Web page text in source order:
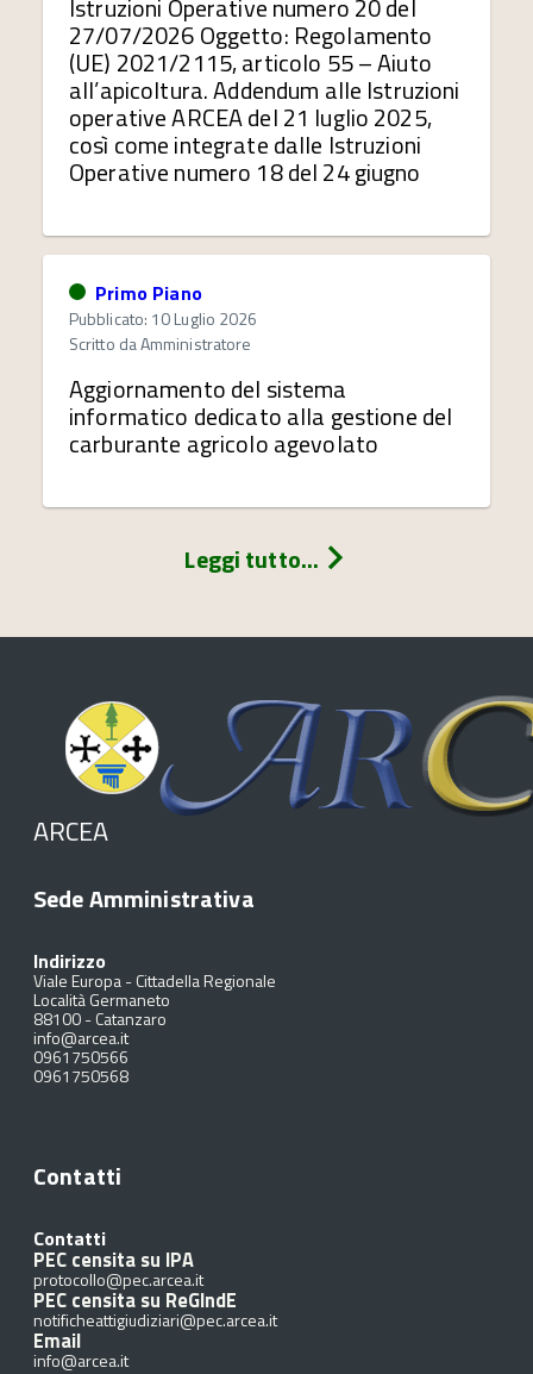
Istruzioni Operative numero 20 del
27/07/2026 Oggetto: Regolamento
(UE) 2021/2115, articolo 55 – Aiuto
all’apicoltura. Addendum alle Istruzioni
operative ARCEA del 21 luglio 2025,
così come integrate dalle Istruzioni
Operative numero 18 del 24 giugno
Primo Piano
Pubblicato: 10 Luglio 2026
Scritto daAmministratore
Aggiornamento del sistema
informatico dedicato alla gestione del
carburante agricolo agevolato
Leggi tutto...
ARCEA
Sede Amministrativa
Indirizzo
Viale Europa - Cittadella Regionale
Località Germaneto
88100-Catanzaro
info@arcea.it
0961750566
0961750568
Contatti
Contatti
PEC censita su IPA
protocollo@pec.arcea.it
PEC censita su ReGIndE
notificheattigiudiziari@pec.arcea.it
Email
info@arcea.it